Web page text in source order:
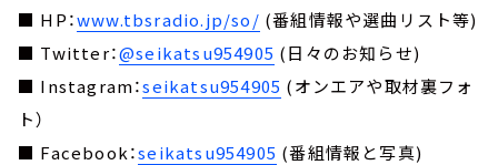
■ HP：www.tbsradio.jp/so/ (番組情報や選曲リスト等)
■ Twitter：@seikatsu954905 (日々のお知らせ)
■ Instagram：seikatsu954905 (オンエアや取材裏フォ
ト）
■ Facebook：seikatsu954905 (番組情報と写真)